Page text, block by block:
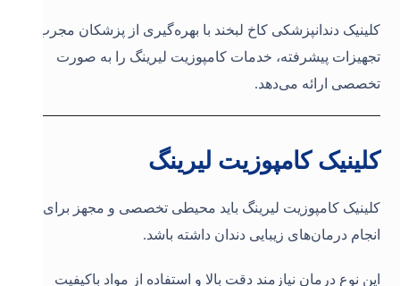
کلینیک دندانپزشکی کاخ لبخند با بهره‌گیری از پزشکان مجرب و
تجهیزات پیشرفته، خدمات کامپوزیت لیرینگ را به صورت
تخصصی ارائه می‌دهد.
کلینیک کامپوزیت لیرینگ
کلینیک کامپوزیت لیرینگ باید محیطی تخصصی و مجهز برای
انجام درمان‌های زیبایی دندان داشته باشد.
این نوع درمان نیازمند دقت بالا و استفاده از مواد باکیفیت